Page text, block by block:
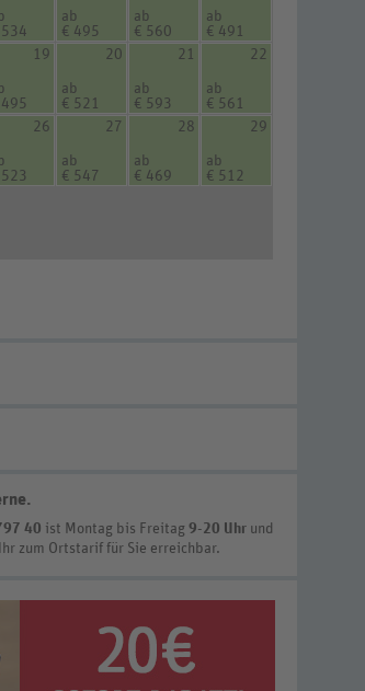
ab
€ 495
ab
€ 560
ab
€ 491
19 20
ab
€ 521
21
ab
€ 593
22
ab
€ 561
26 27
ab
€ 547
28
ab
€ 469
29
ab
€ 512
.
40 ist Montag bis Freitag 9-20 Uhr und
zum Ortstarif für Sie erreichbar.